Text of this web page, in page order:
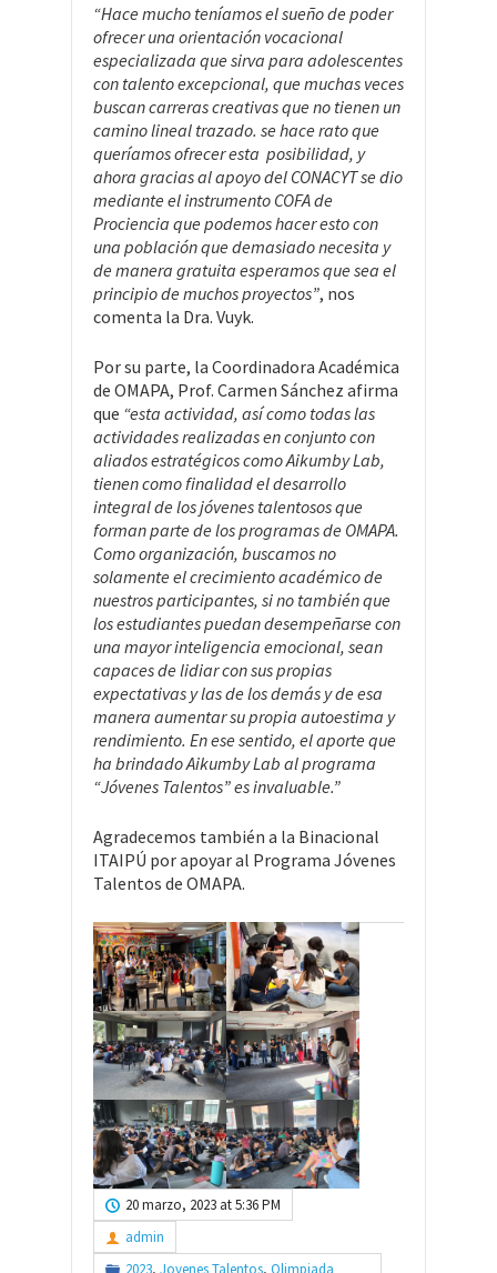
“Hace mucho teníamos el sueño de poder
ofrecer una orientación vocacional
especializada que sirva para adolescentes
con talento excepcional, que muchas veces
buscan carreras creativas que no tienen un
camino lineal trazado. se hace rato que
queríamos ofrecer esta posibilidad, y
ahora gracias al apoyo del CONACYT se dio
mediante el instrumento COFA de
Prociencia que podemos hacer esto con
una población que demasiado necesita y
de manera gratuita esperamos que sea el
principio de muchos proyectos”, nos
comenta la Dra. Vuyk.
Por su parte, la Coordinadora Académica
de OMAPA, Prof. Carmen Sánchez afirma
que “esta actividad, así como todas las
actividades realizadas en conjunto con
aliados estratégicos como Aikumby Lab,
tienen como finalidad el desarrollo
integral de los jóvenes talentosos que
forman parte de los programas de OMAPA.
Como organización, buscamos no
solamente el crecimiento académico de
nuestros participantes, si no también que
los estudiantes puedan desempeñarse con
una mayor inteligencia emocional, sean
capaces de lidiar con sus propias
expectativas y las de los demás y de esa
manera aumentar su propia autoestima y
rendimiento. En ese sentido, el aporte que
ha brindado Aikumby Lab al programa
“Jóvenes Talentos” es invaluable.”
Agradecemos también a la Binacional
ITAIPÚ por apoyar al Programa Jóvenes
Talentos de OMAPA.
20 marzo, 2023 at 5:36 PM
admin
2023, Jovenes Talentos, Olimpiada